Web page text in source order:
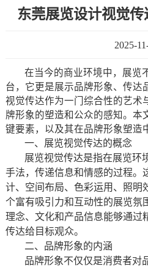
东莞展览设计视觉
2025-
在当今的商业环境中，展览
台，它更是展示品牌形象、传达
视觉传达作为一门综合性的艺术
牌形象的塑造和公众的感知。本
键要素，以及其在品牌形象塑造
一、展览视觉传达的概念
展览视觉传达是指在展览环
手法，传递信息和情感的过程。
计、空间布局、色彩运用、照明
个富有吸引力和互动性的展览氛
理念、文化和产品信息能够通过
传达给目标观众。
二、品牌形象的内涵
品牌形象不仅仅是消费者对